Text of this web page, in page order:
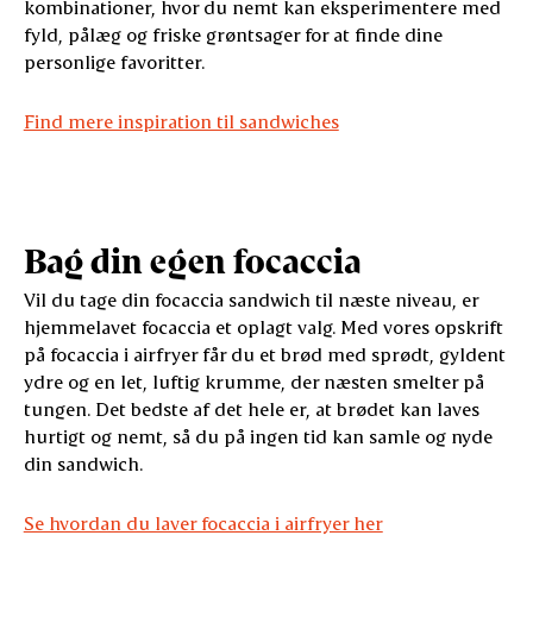
kombinationer, hvor du nemt kan eksperimentere med
fyld, pålæg og friske grøntsager for at finde dine
personlige favoritter.
Find mere inspiration til sandwiches
Bag din egen focaccia
Vil du tage din focaccia sandwich til næste niveau, er
hjemmelavet focaccia et oplagt valg. Med vores opskrift
på focaccia i airfryer får du et brød med sprødt, gyldent
ydre og en let, luftig krumme, der næsten smelter på
tungen. Det bedste af det hele er, at brødet kan laves
hurtigt og nemt, så du på ingen tid kan samle og nyde
din sandwich.
Se hvordan du laver focaccia i airfryer her